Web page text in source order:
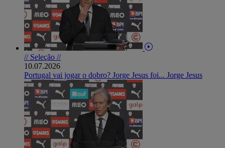
// Seleção //
10.07.2026
Portugal vai jogar o dobro? Jorge Jesus foi... Jorge Jesus